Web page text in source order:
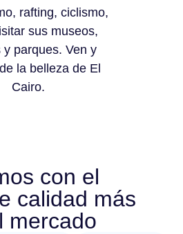
rafting, ciclismo,
sus museos,
y parques. Ven y
la belleza de El
Cairo.
con el
calidad más
mercado